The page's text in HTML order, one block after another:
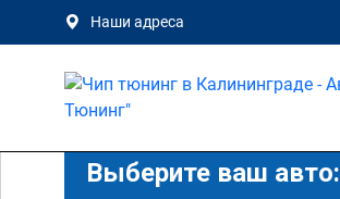
Наши адреса
Выберите ваш авто: